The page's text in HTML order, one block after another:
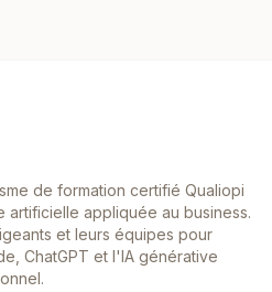
de formation certifié Qualiopi
appliquée au business.
et leurs équipes pour
ChatGPT et l'IA générative